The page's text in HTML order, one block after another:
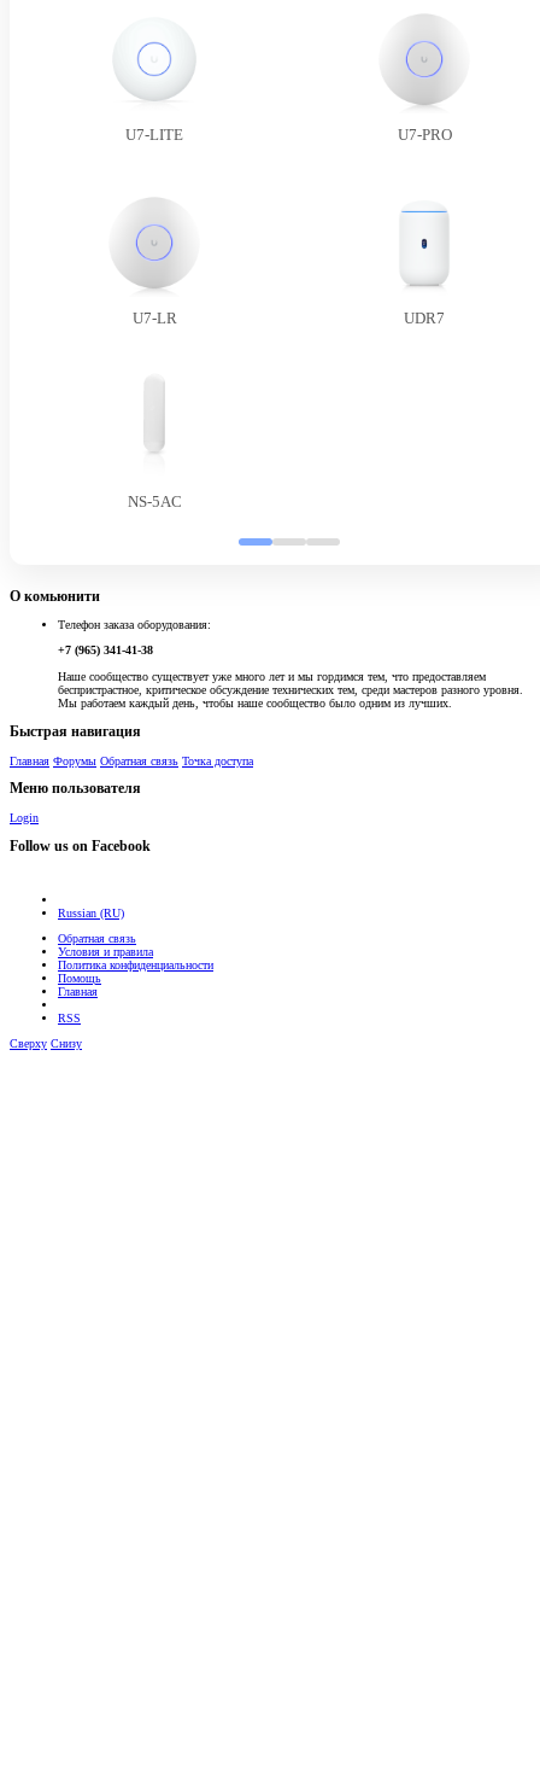
U7-LITE U7-PRO
U7-LR UDR7
NS-5AC
О комьюнити
Телефон заказа оборудования:
+7 (965) 341-41-38
Наше сообщество существует уже много лет и мы гордимся тем, что предоставляем
беспристрастное, критическое обсуждение технических тем, среди мастеров разного уровня.
Мы работаем каждый день, чтобы наше сообщество было одним из лучших.
Быстрая навигация
Главная Форумы Обратная связь Точка доступа
Меню пользователя
Login
Follow us on Facebook
Russian (RU)
Обратная связь
Условия и правила
Политика конфиденциальности
Помощь
Главная
RSS
Сверху Снизу